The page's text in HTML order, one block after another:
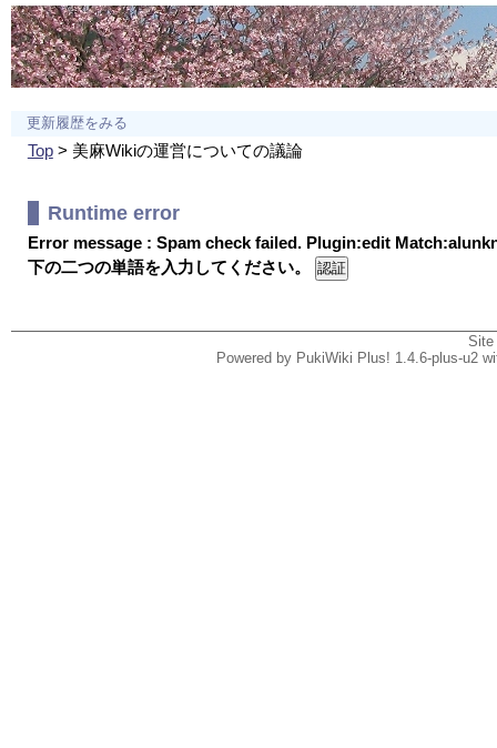
更新履歴をみる
Top> 美麻Wikiの運営についての議論
Runtime error
Error message : Spam check failed. Plugin:edit
下の二つの単語を入力してください。
Powered by PukiWiki Plus! 1.4.6-plus-u2